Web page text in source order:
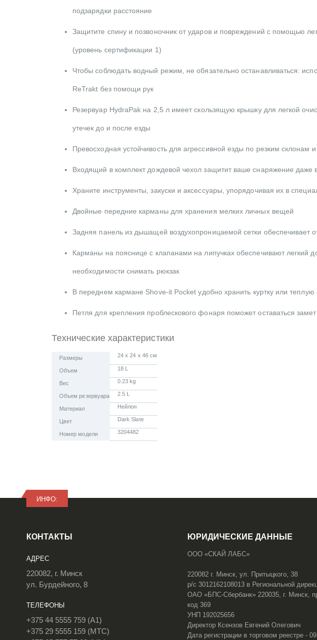
подзарядки расстояние
Защитите спину и позвоночник от ударов и повреждений с помощью
(уровень сертификации 1)
Чтобы соблюдать водный режим, не обязательно останавливаться:
ReTrakt без помощи рук
Резервуар HydraPak на 2,5 л имеет скользящую крышку для легкой
утечек до и после езды
Превосходная устойчивость для агрессивной езды по резким склонам
Входящий в комплект дождевой чехол защитит ваше снаряжение даже
Храните инструменты, закуски и аксессуары, упорядочивая их в
Двойные передние карманы для хранения мелких личных вещей
Задняя панель из дышащей воздухопроницаемой сетки обеспечивает
Карманы на пояснице с клапанами на липучках обеспечивают легкий
необходимости снимать рюкзак
В переднем кармане Shove-it Pocket удобно хранить куртку или теплую
Петля для крепления проблескового фонаря поможет оставаться
Технические характеристики
Размеры 24 x 24 x 46 см
Объем 18 L
Вес 0.23 kg
Объем резервуара 2.5 L
Материал Нейлон
Цвет Dark Slate
Номер модели 3204482
ИНФО:
КОНТАКТЫ
АДРЕС
220082, г. Минск
ул. Бурдейного, 8
ТЕЛЕФОНЫ
+375 44 5555 759 (A1)
+375 29 5555 159 (МТС)
ЮРИДИЧЕСКИЕ ДАННЫЕ
ООО «СКАЙ ЛАБС»
220082 г. Минск, ул. Притыцкого, 38
р/с 3012162108013 в Региональной
ОАО «БПС-Сбербанк» 220035, г. Минск,
код 369
УНП 192025656
Директор Ксензов Евгений Олегович
Дата регистрации в торговом реестре -